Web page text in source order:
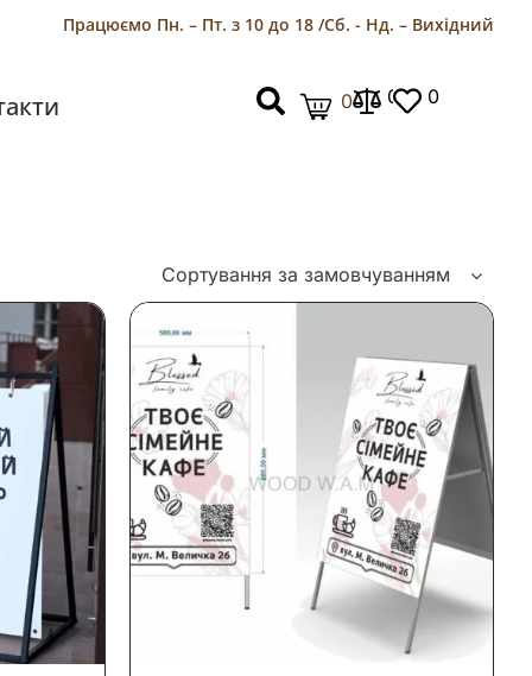
Працюємо Пн. – Пт. з 10 до 18 /Сб. - Нд. – Вихідний
0 0 0